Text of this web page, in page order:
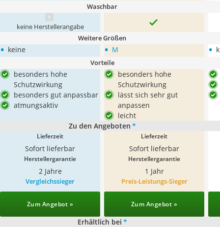
Waschbar
keine Herstellerangabe
Weitere Größen
• keine • M •
Vorteile
besonders hohe
Schutzwirkung
besonders gut anpassbar
atmungsaktiv
besonders hohe
Schutzwirkung
lässt sich sehr gut
anpassen
leicht
Zu den Angeboten *
Lieferzeit
Sofort lieferbar
Lieferzeit
Sofort lieferbar
Herstellergarantie
2 Jahre
Herstellergarantie
1 Jahr
Vergleichssieger
Zum Angebot »
Preis-Leistungs-Sieger
Zum Angebot »
Erhältlich bei *